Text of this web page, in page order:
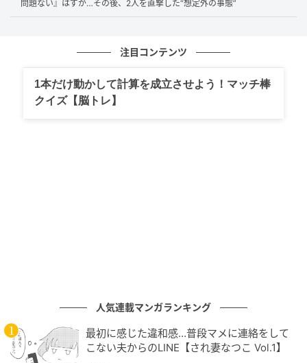
に、営業担当者のこまめな訪問が合致してしまう側面
随する「対話やサポート」に価値を感じて契約に至る
ことがあります。
資産を守るための「対話」と「相談窓口」
金融機関の地域密着型サービスは、高齢者の見守り役
問題ない』はずが…その後、2人を直撃した“想定外の事態”
注目コンテンツ
1本だけ動かして計算を成立させよう！マッチ棒
クイズ【脳トレ】
人気連載マンガランキング
最初に感じた違和感…普段マメに連絡をして
こない夫からのLINE【され妻なつこ Vol.1】